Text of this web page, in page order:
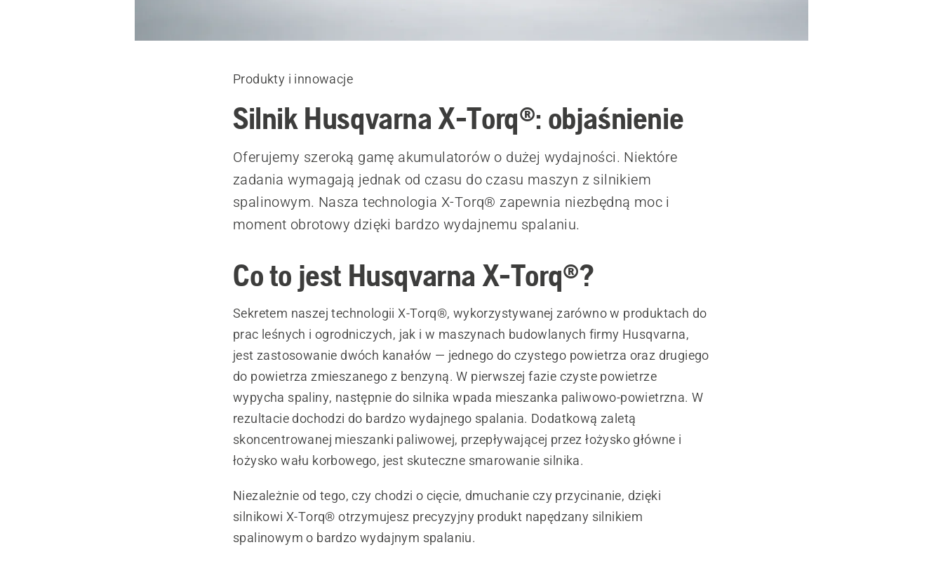
Produkty i innowacje
Silnik Husqvarna X-Torq®: objaśnienie
Oferujemy szeroką gamę akumulatorów o dużej wydajności. Niektóre
zadania wymagają jednak od czasu do czasu maszyn z silnikiem
spalinowym. Nasza technologia X-Torq® zapewnia niezbędną moc i
moment obrotowy dzięki bardzo wydajnemu spalaniu.
Co to jest Husqvarna X-Torq®?
Sekretem naszej technologii X-Torq®, wykorzystywanej zarówno w produktach do
prac leśnych i ogrodniczych, jak i w maszynach budowlanych firmy Husqvarna,
jest zastosowanie dwóch kanałów — jednego do czystego powietrza oraz drugiego
do powietrza zmieszanego z benzyną. W pierwszej fazie czyste powietrze
wypycha spaliny, następnie do silnika wpada mieszanka paliwowo-powietrzna. W
rezultacie dochodzi do bardzo wydajnego spalania. Dodatkową zaletą
skoncentrowanej mieszanki paliwowej, przepływającej przez łożysko główne i
łożysko wału korbowego, jest skuteczne smarowanie silnika.
Niezależnie od tego, czy chodzi o cięcie, dmuchanie czy przycinanie, dzięki
silnikowi X-Torq® otrzymujesz precyzyjny produkt napędzany silnikiem
spalinowym o bardzo wydajnym spalaniu.